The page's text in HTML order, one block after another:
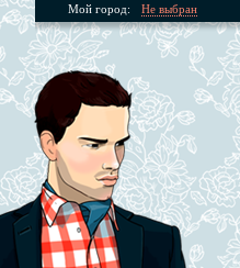
Мой город: Не выбран